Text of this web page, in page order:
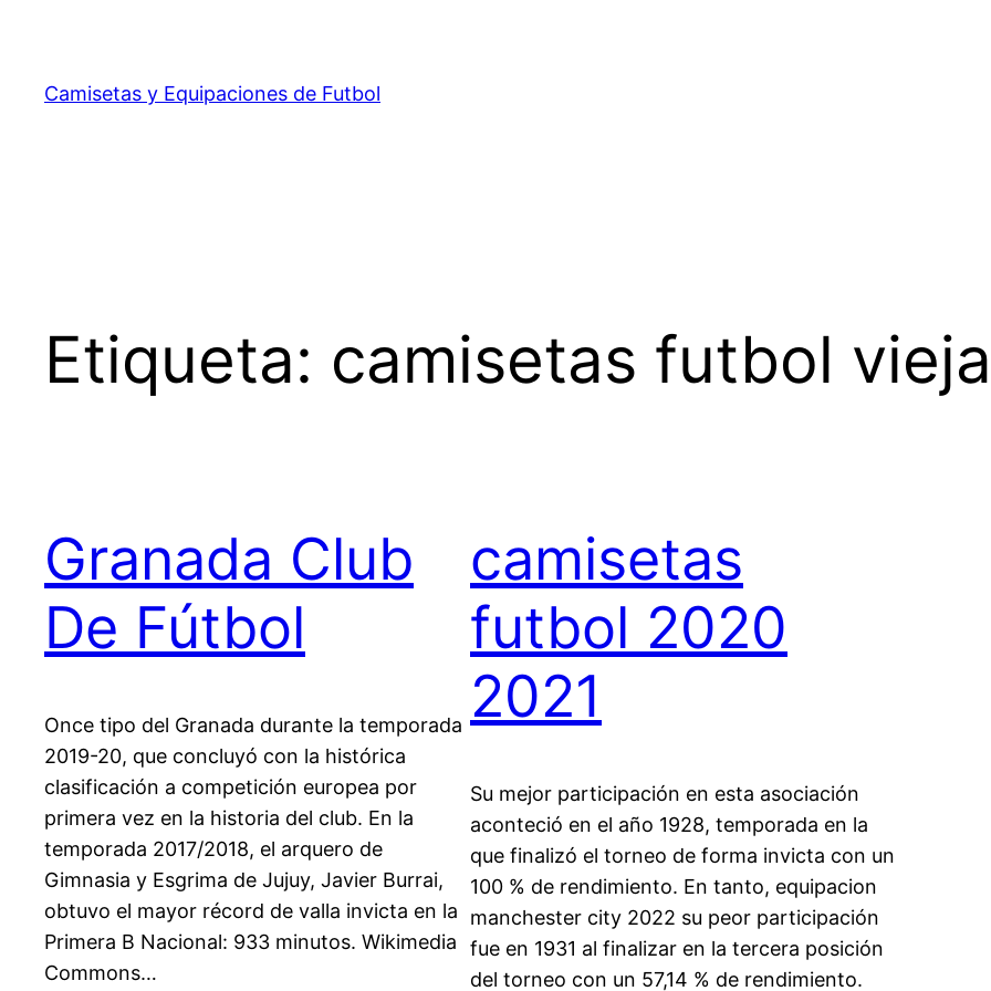
contenido
Camisetas y Equipaciones de Futbol
Etiqueta: camisetas futbol
Granada Club
De Fútbol
Once tipo del Granada durante la temporada
2019-20, que concluyó con la histórica
clasificación a competición europea por
primera vez en la historia del club. En la
temporada 2017/2018, el arquero de
Gimnasia y Esgrima de Jujuy, Javier Burrai,
obtuvo el mayor récord de valla invicta en la
Primera B Nacional: 933 minutos. Wikimedia
Commons…
camisetas
futbol 2020
2021
Su mejor participación en esta asociación
aconteció en el año 1928, temporada en la
que finalizó el torneo de forma invicta con un
100 % de rendimiento. En tanto, equipacion
manchester city 2022 su peor participación
fue en 1931 al finalizar en la tercera posición
del torneo con un 57,14 % de rendimiento.